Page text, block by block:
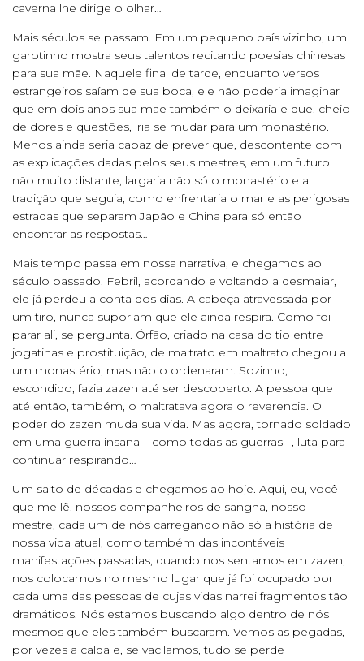
caverna lhe dirige o olhar…
Mais séculos se passam. Em um pequeno país vizinho, um
garotinho mostra seus talentos recitando poesias chinesas
para sua mãe. Naquele final de tarde, enquanto versos
estrangeiros saíam de sua boca, ele não poderia imaginar
que em dois anos sua mãe também o deixaria e que, cheio
de dores e questões, iria se mudar para um monastério.
Menos ainda seria capaz de prever que, descontente com
as explicações dadas pelos seus mestres, em um futuro
não muito distante, largaria não só o monastério e a
tradição que seguia, como enfrentaria o mar e as perigosas
estradas que separam Japão e China para só então
encontrar as respostas…
Mais tempo passa em nossa narrativa, e chegamos ao
século passado. Febril, acordando e voltando a desmaiar,
ele já perdeu a conta dos dias. A cabeça atravessada por
um tiro, nunca suporiam que ele ainda respira. Como foi
parar ali, se pergunta. Órfão, criado na casa do tio entre
jogatinas e prostituição, de maltrato em maltrato chegou a
um monastério, mas não o ordenaram. Sozinho,
escondido, fazia zazen até ser descoberto. A pessoa que
até então, também, o maltratava agora o reverencia. O
poder do zazen muda sua vida. Mas agora, tornado soldado
em uma guerra insana – como todas as guerras –, luta para
continuar respirando…
Um salto de décadas e chegamos ao hoje. Aqui, eu, você
que me lê, nossos companheiros de sangha, nosso
mestre, cada um de nós carregando não só a história de
nossa vida atual, como também das incontáveis
manifestações passadas, quando nos sentamos em zazen,
nos colocamos no mesmo lugar que já foi ocupado por
cada uma das pessoas de cujas vidas narrei fragmentos tão
dramáticos. Nós estamos buscando algo dentro de nós
mesmos que eles também buscaram. Vemos as pegadas,
por vezes a calda e, se vacilamos, tudo se perde